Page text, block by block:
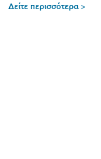
Δείτε περισσότερα >